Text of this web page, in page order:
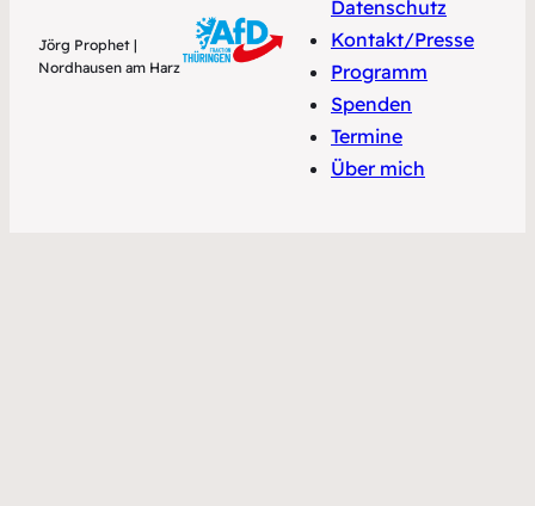
Jörg Prophet |
Nordhausen am Harz
Datenschutz
Kontakt/Presse
Programm
Spenden
Termine
Über mich